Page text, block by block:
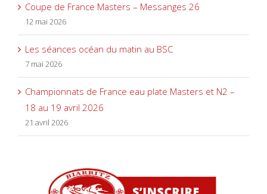
Coupe de France Masters – Messanges 26
12 mai 2026
Les séances océan du matin au BSC
7 mai 2026
Championnats de France eau plate Masters et N2 –
18 au 19 avril 2026
21 avril 2026